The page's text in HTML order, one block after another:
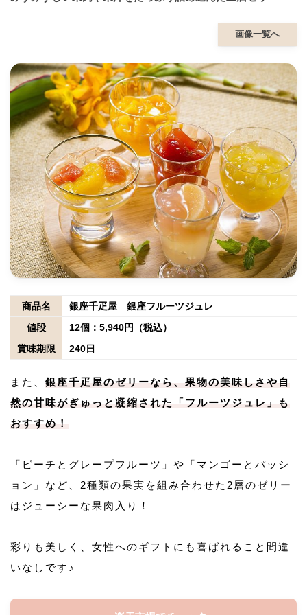
画像一覧へ
商品名
銀座千疋屋 銀座フルーツジュレ
値段
12個：5,940円（税込）
賞味期限
240日
また、 銀座千疋屋のゼリーなら、果物の美味しさや自
然の甘味がぎゅっと凝縮された「フルーツジュレ」も
おすすめ！
「ピーチとグレープフルーツ」や「マンゴーとパッシ
ョン」など、2種類の果実を組み合わせた2層のゼリー
はジューシーな果肉入り！
彩りも美しく、女性へのギフトにも喜ばれること間違
いなしです♪